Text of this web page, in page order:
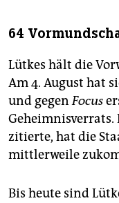
64
Lütkes hält die
Am 4. August hat
und gegenFocus
Geheimnisverrats.
zitierte, hat die
mittlerweile
Bis heute sind